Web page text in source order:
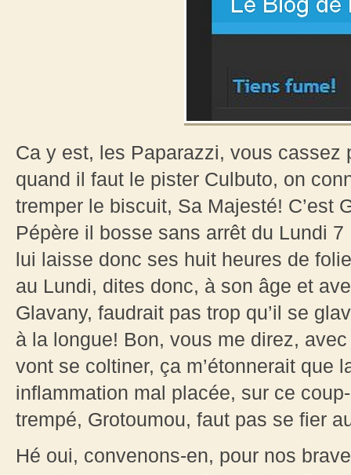
Ca y est, les Paparazzi, vous
quand il faut le pister Culbuto, on
tremper le biscuit, Sa Majesté! C’est
Pépère il bosse sans arrêt du Lundi
lui laisse donc ses huit heures de
au Lundi, dites donc, à son âge et
Glavany, faudrait pas trop qu’il se
à la longue! Bon, vous me direz,
vont se coltiner, ça m’étonnerait que
inflammation mal placée, sur ce
trempé, Grotoumou, faut pas se fier
Hé oui, convenons-en, pour nos